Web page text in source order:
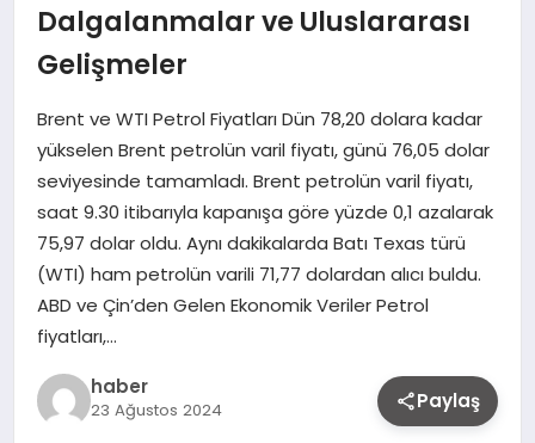
Dalgalanmalar ve Uluslararası
Gelişmeler
Brent ve WTI Petrol Fiyatları Dün 78,20 dolara kadar
yükselen Brent petrolün varil fiyatı, günü 76,05 dolar
seviyesinde tamamladı. Brent petrolün varil fiyatı,
saat 9.30 itibarıyla kapanışa göre yüzde 0,1 azalarak
75,97 dolar oldu. Aynı dakikalarda Batı Texas türü
(WTI) ham petrolün varili 71,77 dolardan alıcı buldu.
ABD ve Çin’den Gelen Ekonomik Veriler Petrol
fiyatları,…
haber
23 Ağustos 2024 Paylaş